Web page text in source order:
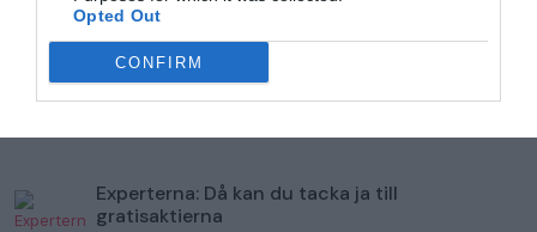
Opted Out
CONFIRM
2 år sedan
Shein ber om ursäkt till Bianca Ingrosso
Experterna: Då kan du tacka ja till
gratisaktierna